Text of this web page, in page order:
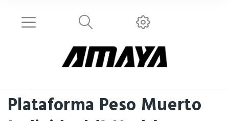
Plataforma Peso Muerto